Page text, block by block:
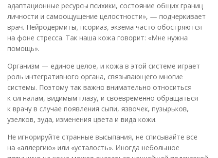
адаптационные ресурсы психики, состояние общих границ
личности и самоощущение целостности», — подчеркивает
врач. Нейродермиты, псориаз, экзема часто обостряются
на фоне стресса. Так наша кожа говорит: «Мне нужна
помощь».
Организм — единое целое, и кожа в этой системе играет
роль интегративного органа, связывающего многие
системы. Поэтому так важно внимательно относиться
к сигналам, видимым глазу, и своевременно обращаться
к врачу в случае появления сыпи, язвочек, пузырьков,
узелков, зуда, изменения цвета и вида кожи.
Не игнорируйте странные высыпания, не списывайте все
на «аллергию» или «усталость». Иногда небольшое